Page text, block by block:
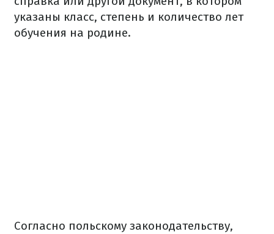
указаны класс, степень и количество лет
обучения на родине.
Согласно польскому законодательству,